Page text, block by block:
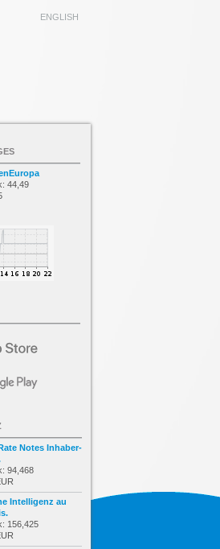
ENGLISH
44,49
Notes Inhaber-
94,468
Intelligenz au
156,425